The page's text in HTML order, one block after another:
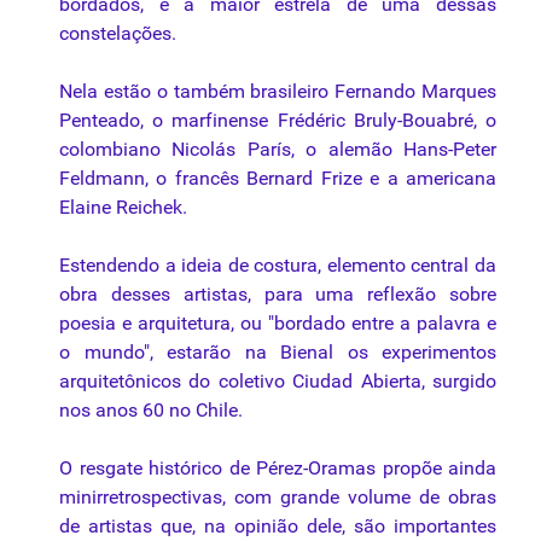
constelações.
Nela estão o também brasileiro Fernando Marques
Penteado, o marfinense Frédéric Bruly-Bouabré, o
colombiano Nicolás París, o alemão Hans-Peter
Feldmann, o francês Bernard Frize e a americana
Elaine Reichek.
Estendendo a ideia de costura, elemento central da
obra desses artistas, para uma reflexão sobre
poesia e arquitetura, ou "bordado entre a palavra e
o mundo", estarão na Bienal os experimentos
arquitetônicos do coletivo Ciudad Abierta, surgido
nos anos 60 no Chile.
O resgate histórico de Pérez-Oramas propõe ainda
minirretrospectivas, com grande volume de obras
de artistas que, na opinião dele, são importantes